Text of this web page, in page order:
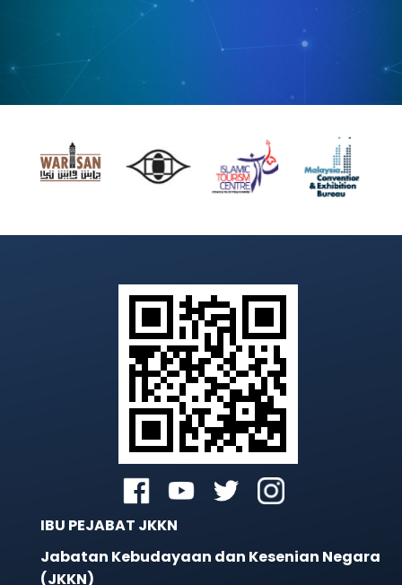
IBU PEJABAT JKKN
Jabatan Kebudayaan dan Kesenian Negara
(JKKN)